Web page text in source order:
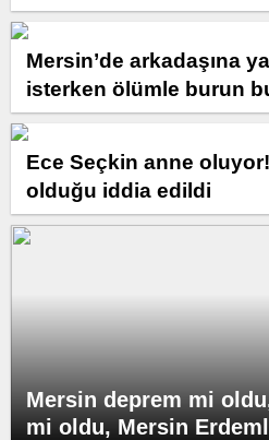
Mersin’de arkadaşına
isterken ölümle burun
Ece Seçkin anne
olduğu iddia edildi
Mersin deprem mi
mi oldu, Mersin